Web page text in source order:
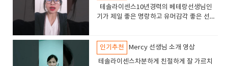
테솔라이센스10년경력의 베테랑선생님인
기가 제일 좋은 명랑하고 유머감각 좋은 선생
인기추천
Mercy 선생님 소개 영상
테솔라이센스차분하게 친절하게 잘 가르치